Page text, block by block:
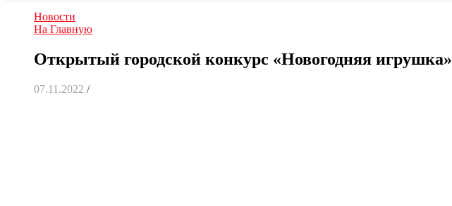
Новости
На Главную
Открытый городской конкурс «Новогодняя игрушка»
07.11.2022 /